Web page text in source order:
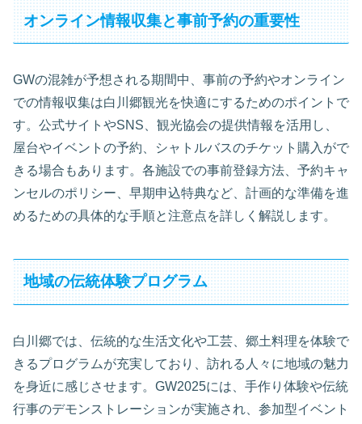
オンライン情報収集と事前予約の重要性
GWの混雑が予想される期間中、事前の予約やオンライン
での情報収集は白川郷観光を快適にするためのポイントで
す。公式サイトやSNS、観光協会の提供情報を活用し、
屋台やイベントの予約、シャトルバスのチケット購入がで
きる場合もあります。各施設での事前登録方法、予約キャ
ンセルのポリシー、早期申込特典など、計画的な準備を進
めるための具体的な手順と注意点を詳しく解説します。
地域の伝統体験プログラム
白川郷では、伝統的な生活文化や工芸、郷土料理を体験で
きるプログラムが充実しており、訪れる人々に地域の魅力
を身近に感じさせます。GW2025には、手作り体験や伝統
行事のデモンストレーションが実施され、参加型イベント